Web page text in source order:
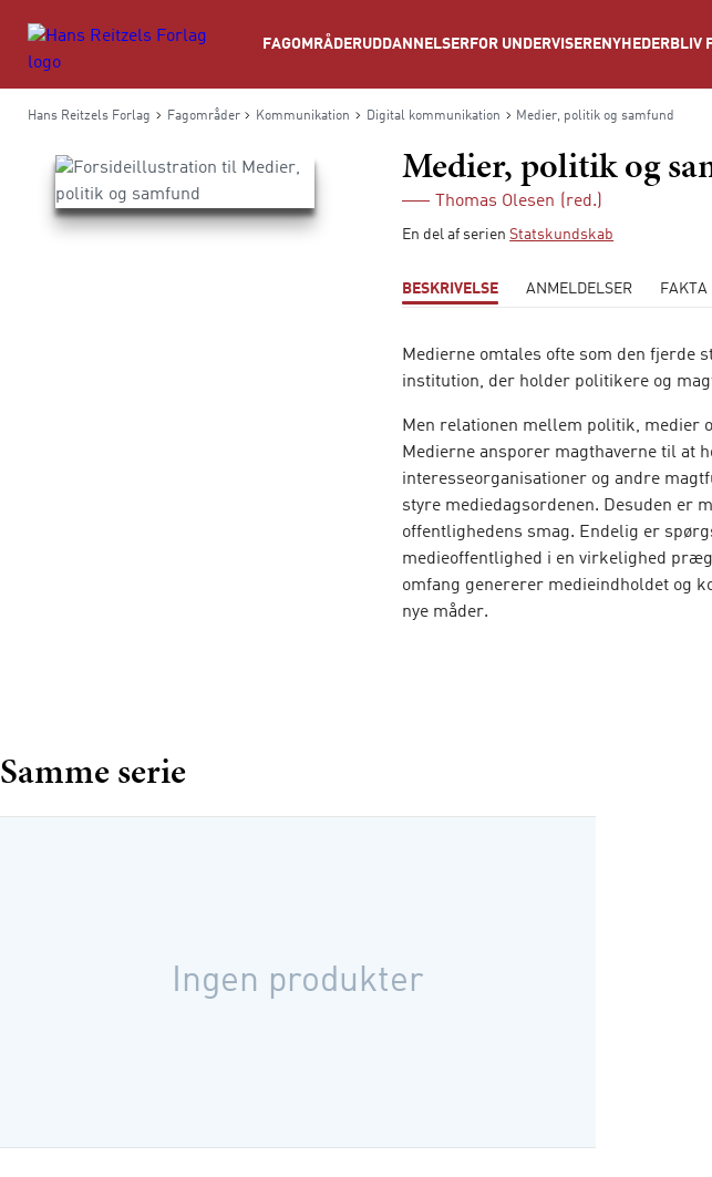
FAGOMRÅDERUDDANNELSER FOR UNDERVISERE NYHEDER BLIV
Hans Reitzels Forlag Fagområder Kommunikation Digital kommunikation Medier, politik og samfund
Medier, politik og
Thomas Olesen (red.)
En del af serienStatskundskab
BESKRIVELSE ANMELDELSER FAKTA
Medierne omtales ofte som den fjerde
institution, der holder politikere og
Men relationen mellem politik, medier
Medierne ansporer magthaverne til at
interesseorganisationer og andre
styre mediedagsordenen. Desuden er
offentlighedens smag. Endelig er
medieoffentlighed i en virkelighed
omfang genererer medieindholdet og
nye måder.
Samme serie
Ingen produkter